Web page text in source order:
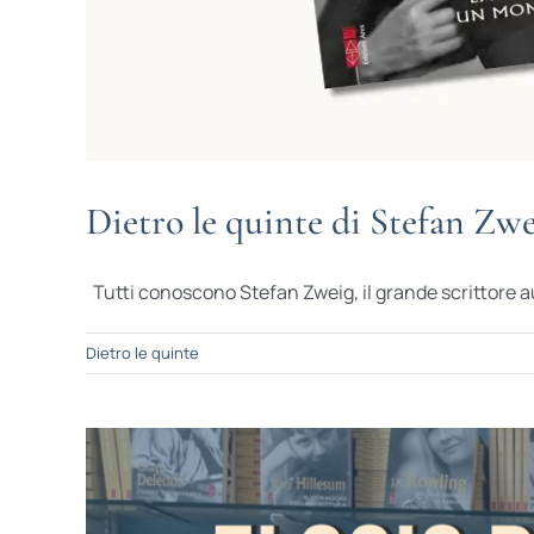
Dietro le quinte di Stefan
Tutti conoscono Stefan Zweig, il grande scrittore
Dietro le quinte